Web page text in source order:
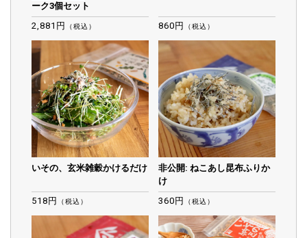
ーク3個セット
2,881円
（税込） 860円 （税込）
いその、玄米雑穀かけるだけ
518円 （税込）
非公開: ねこあし昆布ふりか
け
360円
（税込）